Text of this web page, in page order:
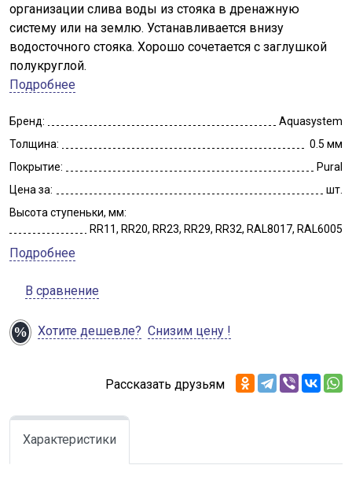
организации слива воды из стояка в дренажную
систему или на землю. Устанавливается внизу
водосточного стояка. Хорошо сочетается с заглушкой
полукруглой.
Подробнее
Бренд:
Aquasystem
Толщина:
0.5 мм
Покрытие:
Pural
Цена за:
шт.
Высота ступеньки, мм:
RR11, RR20, RR23, RR29, RR32, RAL8017, RAL6005
Подробнее
В сравнение
Хотите дешевле? Снизим цену !
Рассказать друзьям
Характеристики